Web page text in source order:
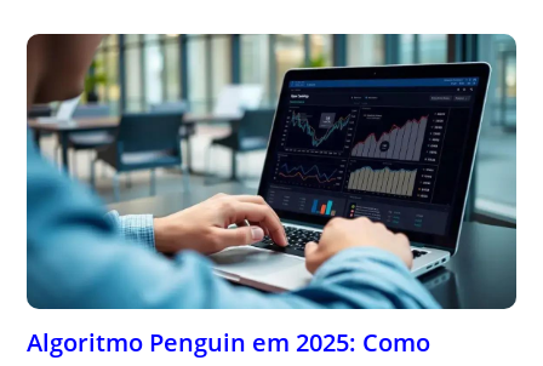
Algoritmo Penguin em 2025: Como